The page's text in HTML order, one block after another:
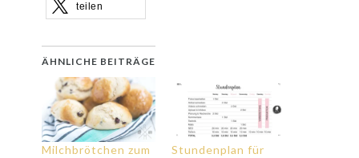
teilen
ÄHNLICHE BEITRÄGE
Milchbrötchen zum
Stundenplan für